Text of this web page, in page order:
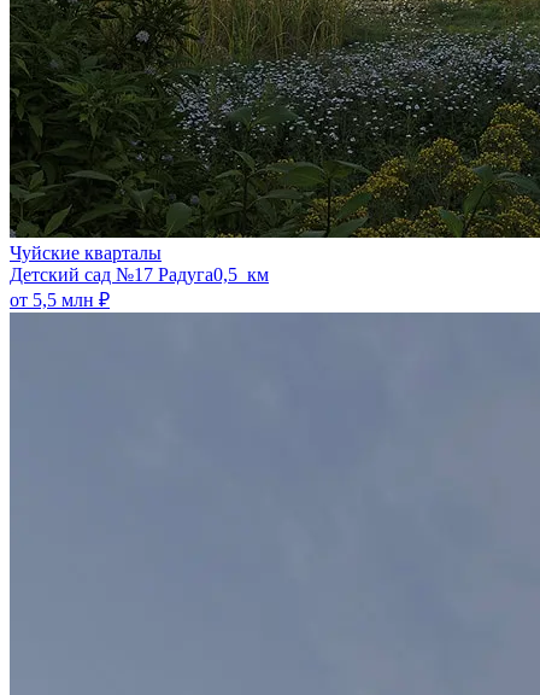
Чуйские кварталы
​Детский сад №17 Радуга0,5 км
от 5,5 млн ₽